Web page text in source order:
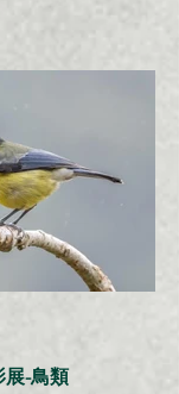
展-鳥類